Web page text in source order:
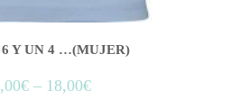
Y UN 4 …(MUJER)
€– 18,00€